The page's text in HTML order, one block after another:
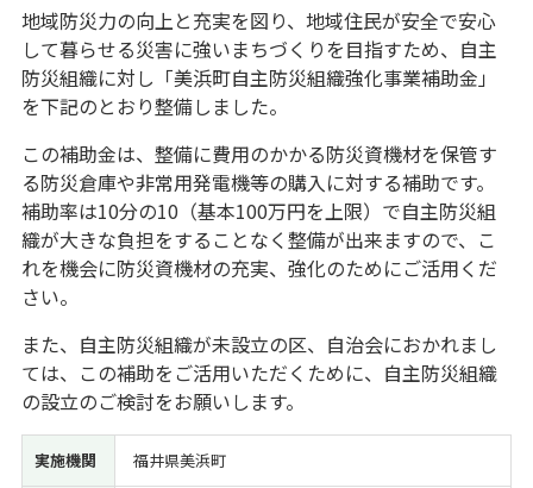
使い道
経営改善・経営強化 販路拡大 海外展開 設備投資
IT導入
人材採用・雇用
人材育成・福利厚生
特許・知的財産
起業・創業
事業承継 災害・被災者支援
環境・省エネ
テレワーク
受付中のみ
地域防災力の向上と充実を図り、地域住民が安全で安心
して暮らせる災害に強いまちづくりを目指すため、自主
防災組織に対し「美浜町自主防災組織強化事業補助金」
を下記のとおり整備しました。
この補助金は、整備に費用のかかる防災資機材を保管す
る防災倉庫や非常用発電機等の購入に対する補助です。
補助率は10分の10（基本100万円を上限）で自主防災組
織が大きな負担をすることなく整備が出来ますので、こ
れを機会に防災資機材の充実、強化のためにご活用くだ
さい。
また、自主防災組織が未設立の区、自治会におかれまし
ては、この補助をご活用いただくために、自主防災組織
の設立のご検討をお願いします。
実施機関 福井県美浜町